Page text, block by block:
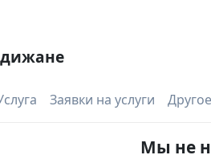
Заявки на услуги Другое
Мы не